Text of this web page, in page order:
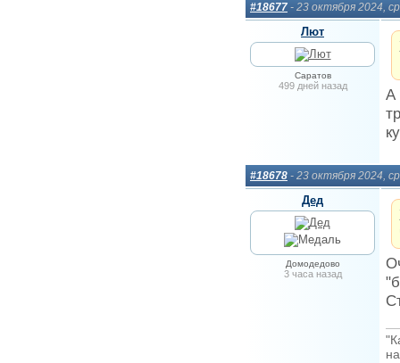
#18677 - 23 октября 2024,
Лют
Саратов
499 дней назад
А
#18678 - 23 октября 2024,
Дед
Домодедово
3 часа назад